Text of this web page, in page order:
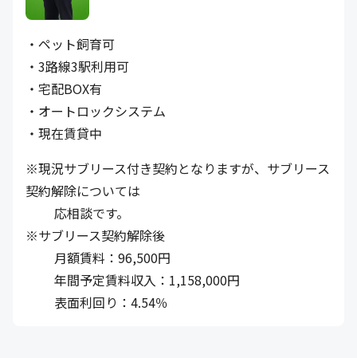
・ペット飼育可
・3路線3駅利用可
・宅配BOX有
・オートロックシステム
・現在賃貸中
※現況サブリース付き契約となりますが、サブリース
契約解除については
応相談です。
※サブリース契約解除後
月額賃料：96,500円
年間予定賃料収入：1,158,000円
表面利回り：4.54％